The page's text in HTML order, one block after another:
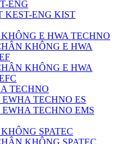
ENG
KEST-ENG KIST
E HWA TECHNO
KHÔNG E HWA
KHÔNG E HWA
TECHNO
TECHNO ES
TECHNO EMS
SPATEC
KHÔNG SPATEC